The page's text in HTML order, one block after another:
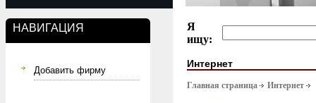
НАВИГАЦИЯ
Добавить фирму
Я
ищу:
Интернет
Главная страница Интернет